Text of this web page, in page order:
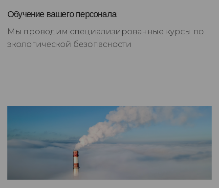
Обучение вашего персонала
Мы проводим специализированные курсы по
экологической безопасности